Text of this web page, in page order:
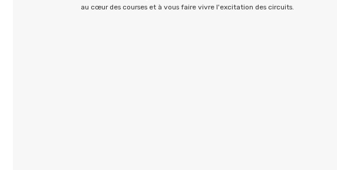
au cœur des courses et à vous faire vivre l'excitation des circuits.